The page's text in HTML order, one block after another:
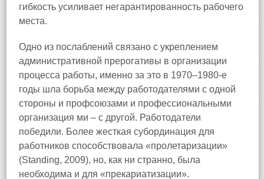
гибкость усиливает негарантированность рабочего
места.
Одно из послаблений связано с укреплением
административной прерогативы в организации
процесса работы, именно за это в 1970–1980‑е
годы шла борьба между работодателями с одной
стороны и профсоюзами и профессиональными
организация ми – с другой. Работодатели
победили. Более жесткая субординация для
работников способствовала «пролетаризации»
(Standing, 2009), но, как ни странно, была
необходима и для «прекариатизации».